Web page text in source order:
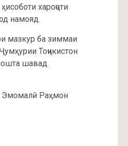
хароҷоти
намояд.
мазкур ба зиммаи
Тоҷикистон
шавад.
Эмомалӣ Раҳмон